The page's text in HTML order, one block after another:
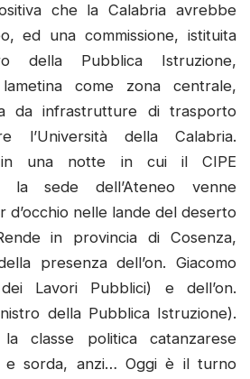
che la Calabria avrebbe
ed una commissione, istituita
della Pubblica Istruzione,
come zona centrale,
da infrastrutture di trasporto
l’Università della Calabria.
in una notte in cui il CIPE
la sede dell’Ateneo venne
nelle lande del deserto
in provincia di Cosenza,
presenza dell’on. Giacomo
Lavori Pubblici) e dell’on.
della Pubblica Istruzione).
la classe politica catanzarese
e sorda, anzi… Oggi è il turno